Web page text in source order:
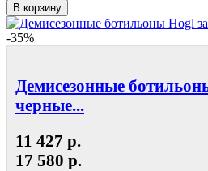
В корзину
-35%
Демисезонные
черные...
11 427 р.
17 580 р.